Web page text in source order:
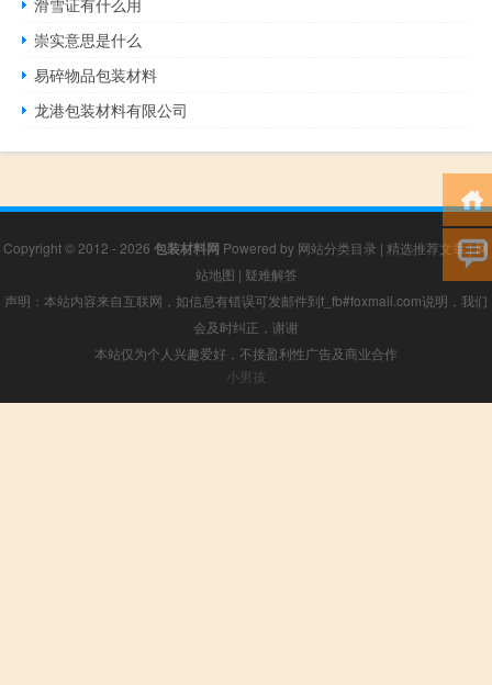
滑雪证有什么用
崇实意思是什么
易碎物品包装材料
龙港包装材料有限公司
Copyright © 2012 - 2026 包装材料网 Powered by 网站分类目录 | 精选推荐文章|网
站地图 | 疑难解答
声明：本站内容来自互联网，如信息有错误可发邮件到f_fb#foxmail.com说明，我们
会及时纠正，谢谢
本站仅为个人兴趣爱好，不接盈利性广告及商业合作
小男孩